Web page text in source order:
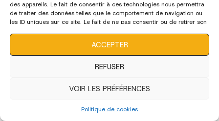
des appareils. Le fait de consentir à ces technologies nous permettra
de traiter des données telles que le comportement de navigation ou
les ID uniques sur ce site. Le fait de ne pas consentir ou de retirer son
ACCEPTER
REFUSER
VOIR LES PRÉFÉRENCES
Politique de cookies